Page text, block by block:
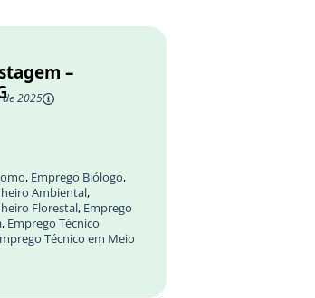
–
2025
, Emprego Biólogo,
Ambiental,
Florestal, Emprego
, Emprego Técnico
Técnico em Meio